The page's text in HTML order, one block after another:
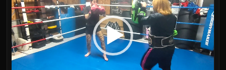
画
プ
レ
ー